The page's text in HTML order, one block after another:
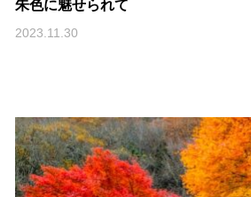
朱色に魅せられて
2023.11.30